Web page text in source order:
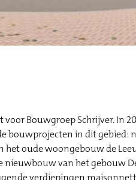
voor Bouwgroep Schrijver. In
bouwprojecten in dit gebied:
het oude woongebouw de
nieuwbouw van het gebouw
verdiepingen